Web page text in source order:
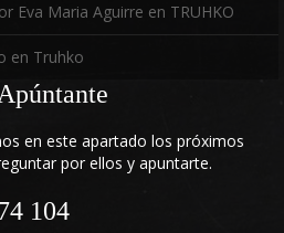
Eva Maria Aguirre en TRUHKO
en Truhko
en este apartado los próximos
por ellos y apuntarte.
104